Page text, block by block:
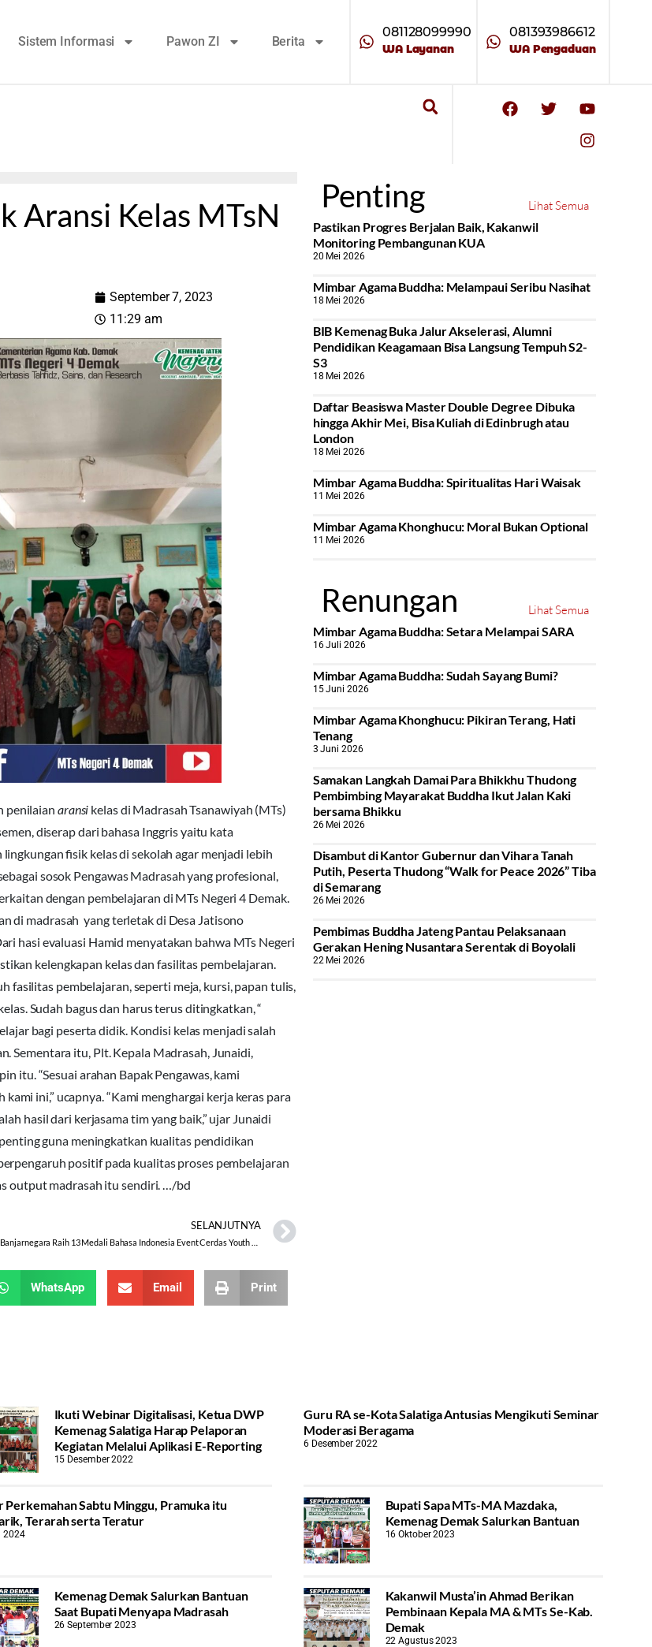
Sistem Informasi Pawon ZI Berita
081128099990
WA Layanan
081393986612
WA Pengaduan
Aransi Kelas MTsN
September 7, 2023
11:29 am
penilaian aransi kelas di Madrasah Tsanawiyah (MTs)
diserap dari bahasa Inggris yaitu kata
fisik kelas di sekolah agar menjadi lebih
sosok Pengawas Madrasah yang profesional,
dengan pembelajaran di MTs Negeri 4 Demak.
di madrasah yang terletak di Desa Jatisono
hasi evaluasi Hamid menyatakan bahwa MTs Negeri
kelengkapan kelas dan fasilitas pembelajaran.
fasilitas pembelajaran, seperti meja, kursi, papan tulis,
Sudah bagus dan harus terus ditingkatkan, “
bagi peserta didik. Kondisi kelas menjadi salah
Sementara itu, Plt. Kepala Madrasah, Junaidi,
itu. “Sesuai arahan Bapak Pengawas, kami
ini,” ucapnya. “Kami menghargai kerja keras para
hasil dari kerjasama tim yang baik,” ujar Junaidi
guna meningkatkan kualitas pendidikan
positif pada kualitas proses pembelajaran
output madrasah itu sendiri. …/bd
SELANJUTNYA
WhatsApp Email Print
Penting
Lihat Semua
Pastikan Progres Berjalan Baik, Kakanwil
Monitoring Pembangunan KUA
20 Mei 2026
Mimbar Agama Buddha: Melampaui Seribu Nasihat
18 Mei 2026
BIB Kemenag Buka Jalur Akselerasi, Alumni
Pendidikan Keagamaan Bisa Langsung Tempuh S2-
S3
18 Mei 2026
Daftar Beasiswa Master Double Degree Dibuka
hingga Akhir Mei, Bisa Kuliah di Edinbrugh atau
London
18 Mei 2026
Mimbar Agama Buddha: Spiritualitas Hari Waisak
11 Mei 2026
Mimbar Agama Khonghucu: Moral Bukan Optional
11 Mei 2026
Renungan
Lihat Semua
Mimbar Agama Buddha: Setara Melampai SARA
16 Juli 2026
Mimbar Agama Buddha: Sudah Sayang Bumi?
15 Juni 2026
Mimbar Agama Khonghucu: Pikiran Terang, Hati
Tenang
3 Juni 2026
Samakan Langkah Damai Para Bhikkhu Thudong
Pembimbing Mayarakat Buddha Ikut Jalan Kaki
bersama Bhikku
26 Mei 2026
Disambut di Kantor Gubernur dan Vihara Tanah
Putih, Peserta Thudong “Walk for Peace 2026” Tiba
di Semarang
26 Mei 2026
‎Pembimas Buddha Jateng Pantau Pelaksanaan
Gerakan Hening Nusantara Serentak di Boyolali
22 Mei 2026
Ikuti Webinar Digitalisasi, Ketua DWP
Kemenag Salatiga Harap Pelaporan
Kegiatan Melalui Aplikasi E-Reporting
15 Desember 2022
Guru RA se-Kota Salatiga Antusias Mengikuti Seminar
Moderasi Beragama
6 Desember 2022
Perkemahan Sabtu Minggu, Pramuka itu
Terarah serta Teratur
2024
Bupati Sapa MTs-MA Mazdaka,
Kemenag Demak Salurkan Bantuan
16 Oktober 2023
Kemenag Demak Salurkan Bantuan
Saat Bupati Menyapa Madrasah
26 September 2023
Kakanwil Musta’in Ahmad Berikan
Pembinaan Kepala MA & MTs Se-Kab.
Demak
22 Agustus 2023